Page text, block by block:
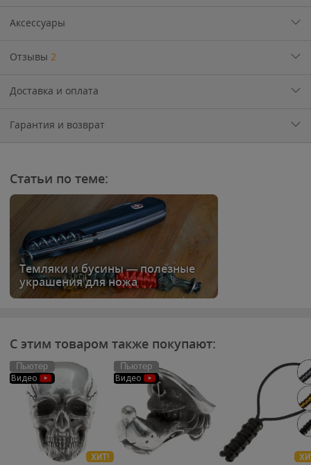
Аксессуары
Отзывы 2
Доставка и оплата
Гарантия и возврат
Статьи по теме:
Темляки и бусины — полезные
украшения для ножа
С этим товаром также покупают:
Пьютер
Видео
ХИТ!
Пьютер
Видео